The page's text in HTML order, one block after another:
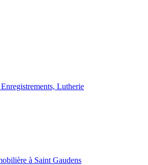
Lutherie
à Saint Gaudens